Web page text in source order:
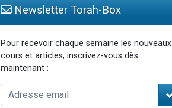
Newsletter Torah-Box
Pour recevoir chaque semaine les nouveaux
cours et articles, inscrivez-vous dès
maintenant :